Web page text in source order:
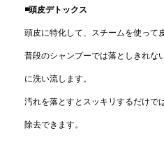
◾️頭皮デトックス
頭皮に特化して、スチームを使って
普段のシャンプーでは落としきれな
に洗い流します。
汚れを落とすとスッキリするだけで
除去できます。